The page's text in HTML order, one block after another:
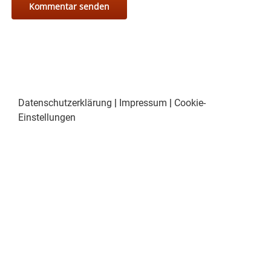
Datenschutzerklärung | Impressum | Cookie-
Einstellungen